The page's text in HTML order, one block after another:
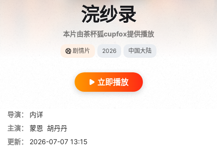
浣纱录
本片由茶杯狐cupfox提供播放
剧情片 2026 中国大陆
立即播放
导演：
内详
主演：
蒙恩 胡丹丹
更新：
2026-07-07 13:15